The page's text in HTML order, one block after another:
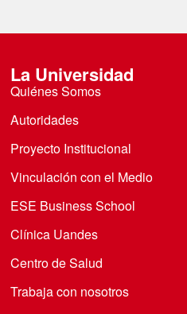
La Universidad
Quiénes Somos
Autoridades
Proyecto Institucional
Vinculación con el Medio
ESE Business School
Clínica Uandes
Centro de Salud
Trabaja con nosotros